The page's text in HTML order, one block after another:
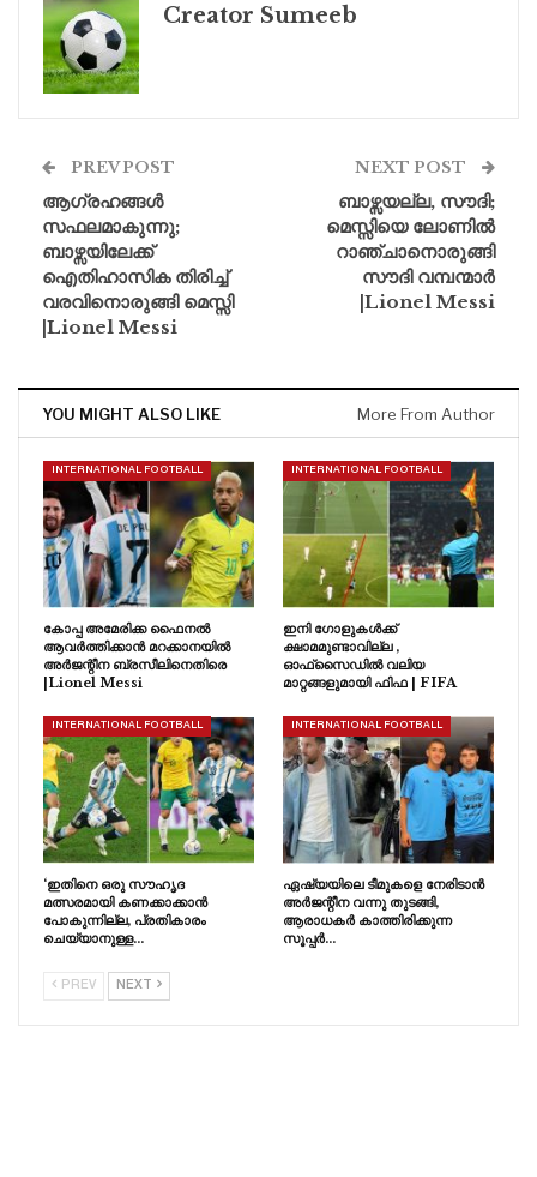
Creator Sumeeb
PREV POST
ആഗ്രഹങ്ങൾ
സഫലമാകുന്നു;
ബാഴ്സയിലേക്ക്
ഐതിഹാസിക തിരിച്ച്
വരവിനൊരുങ്ങി മെസ്സി
|Lionel Messi
NEXT POST
ബാഴ്സയല്ല, സൗദി;
മെസ്സിയെ ലോണിൽ
റാഞ്ചാനൊരുങ്ങി
സൗദി വമ്പന്മാർ
|Lionel Messi
YOU MIGHT ALSO LIKE More From Author
INTERNATIONAL FOOTBALL
കോപ്പ അമേരിക്ക ഫൈനൽ
ആവർത്തിക്കാൻ മറക്കാനയിൽ
അർജന്റീന ബ്രസീലിനെതിരെ
|Lionel Messi
INTERNATIONAL FOOTBALL
ഇനി ഗോളുകൾക്ക്
ക്ഷാമമുണ്ടാവില്ല ,
ഓഫ്‌സൈഡിൽ വലിയ
മാറ്റങ്ങളുമായി ഫിഫ | FIFA
INTERNATIONAL FOOTBALL
‘ഇതിനെ ഒരു സൗഹൃദ
മത്സരമായി കണക്കാക്കാൻ
പോകുന്നില്ല, പ്രതികാരം
ചെയ്യാനുള്ള…
INTERNATIONAL FOOTBALL
ഏഷ്യയിലെ ടീമുകളെ നേരിടാൻ
അർജന്റീന വന്നു തുടങ്ങി,
ആരാധകർ കാത്തിരിക്കുന്ന
സൂപ്പർ…
PREV NEXT